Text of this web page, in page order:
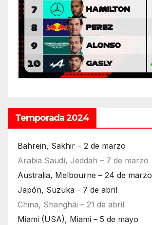
Temporada 2024
Bahrein, Sakhir – 2 de marzo
Arabia Saudí, Jeddah – 7 de marzo
Australia, Melbourne – 24 de marzo
Japón, Suzuka - 7 de abril
China, Shanghái – 21 de abril
Miami (USA), Miami – 5 de mayo